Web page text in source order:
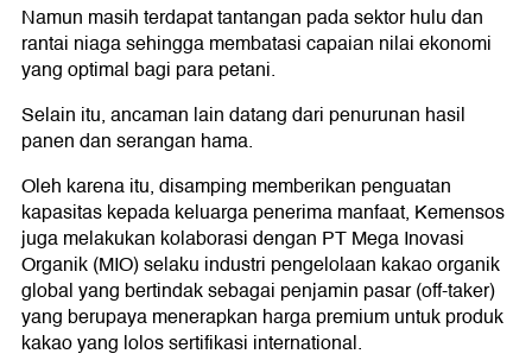
Namun masih terdapat tantangan pada sektor hulu dan
rantai niaga sehingga membatasi capaian nilai ekonomi
yang optimal bagi para petani.
Selain itu, ancaman lain datang dari penurunan hasil
panen dan serangan hama.
Oleh karena itu, disamping memberikan penguatan
kapasitas kepada keluarga penerima manfaat, Kemensos
juga melakukan kolaborasi dengan PT Mega Inovasi
Organik (MIO) selaku industri pengelolaan kakao organik
global yang bertindak sebagai penjamin pasar (off-taker)
yang berupaya menerapkan harga premium untuk produk
kakao yang lolos sertifikasi international.